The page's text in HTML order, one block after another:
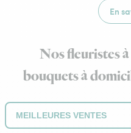
En
Nos fleuristes
bouquets à